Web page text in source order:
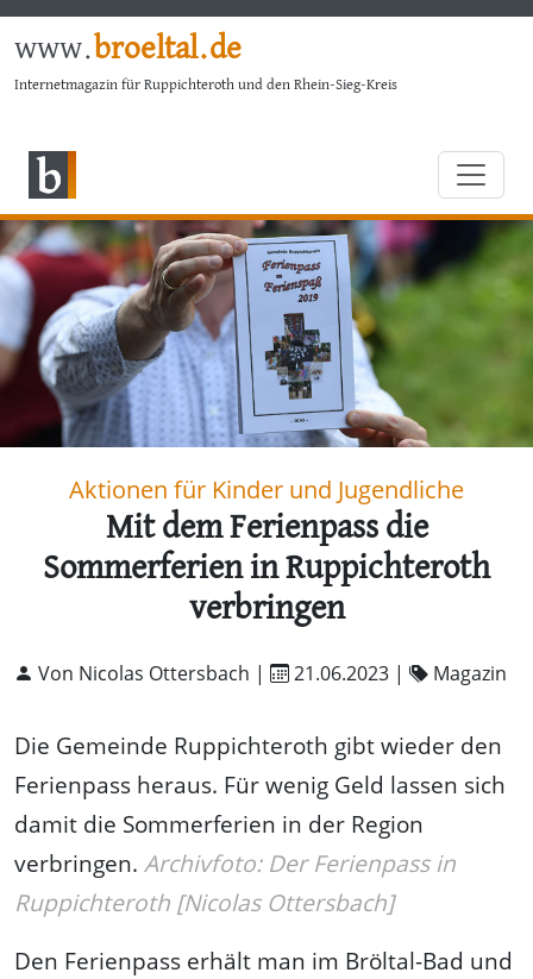
www.broeltal.de
Internetmagazin für Ruppichteroth und den Rhein-Sieg-Kreis
Aktionen für Kinder und Jugendliche
Mit dem Ferienpass die
Sommerferien in Ruppichteroth
verbringen
Von Nicolas Ottersbach | 21.06.2023 | Magazin
Die Gemeinde Ruppichteroth gibt wieder den
Ferienpass heraus. Für wenig Geld lassen sich
damit die Sommerferien in der Region
verbringen. Archivfoto: Der Ferienpass in
Ruppichteroth [Nicolas Ottersbach]
Den Ferienpass erhält man im Bröltal-Bad und